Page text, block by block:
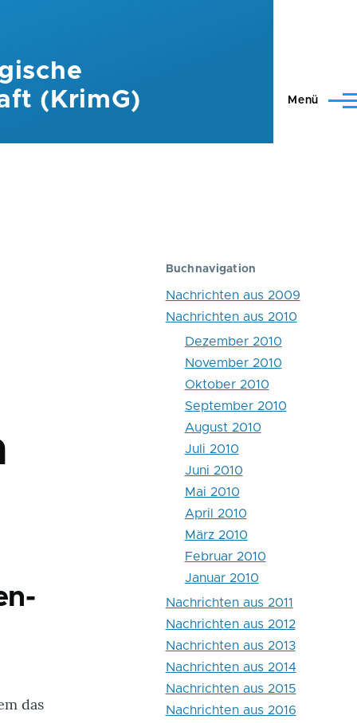
(KrimG)
Menü
das
Buchnavigation
Nachrichten aus 2009
Nachrichten aus 2010
Dezember 2010
November 2010
Oktober 2010
September 2010
August 2010
Juli 2010
Juni 2010
Mai 2010
April 2010
März 2010
Februar 2010
Januar 2010
Nachrichten aus 2011
Nachrichten aus 2012
Nachrichten aus 2013
Nachrichten aus 2014
Nachrichten aus 2015
Nachrichten aus 2016